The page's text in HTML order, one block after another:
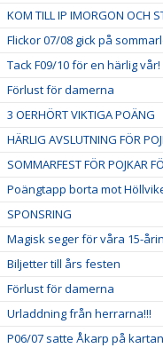
KOM TILL IP IMORGON OCH
Flickor 07/08 gick på
Tack F09/10 för en härlig vår!
Förlust för damerna
3 OERHÖRT VIKTIGA POÄNG
HÄRLIG AVSLUTNING FÖR
SOMMARFEST FÖR POJKAR
Poängtapp borta mot
SPONSRING
Magisk seger för våra 15-
Biljetter till års festen
Förlust för damerna
Urladdning från herrarna!!!
P06/07 satte Åkarp på